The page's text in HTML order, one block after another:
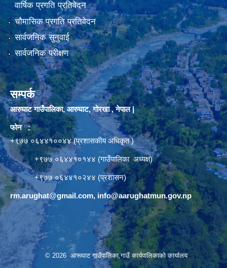
वार्षिक प्रगति प्रतिवेदन
चौमासिक प्रगति प्रतिवेदन
सार्वजनिक सुनुवाई
सार्वजनिक परीक्षण
सम्पर्क
आरुघाट गाउँपालिका, आरुघाट, गोरखा , नेपाल |
फोन :
+९७७ ०६४४१००४४ (प्रशासकीय अधिकृत )
+९७७ ०६४४१०१४४ (गाउँपालिका अध्यक्ष)
+९७७ ०६४४१०२४४ (प्रशासन)
rm.arughat@gmail.com, info@aarughatmun.gov.np
© 2026 आरूघाट गाउँपालिका,गाउँ कार्यपालिकाको कार्यालय